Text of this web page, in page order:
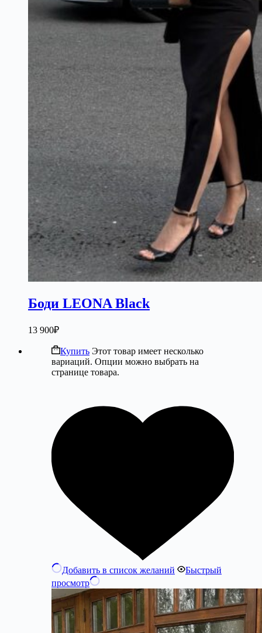
Боди LEONA Black
13 900₽
Купить Этот товар имеет несколько
вариаций. Опции можно выбрать на
странице товара.
Добавить в список желаний
Быстрый
просмотр